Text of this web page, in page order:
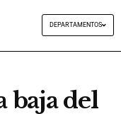
DEPARTAMENTOS
baja del